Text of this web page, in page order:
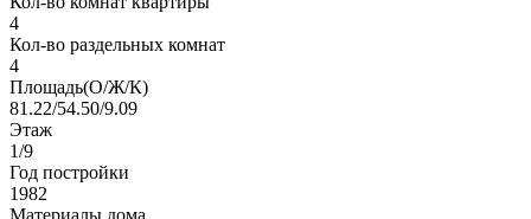
4
Кол-во раздельных комнат
4
Площадь(О/Ж/К)
81.22/54.50/9.09
Этаж
1/9
Год постройки
1982
Материалы дома